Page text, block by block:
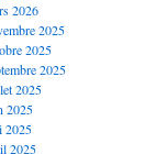
2026
2025
2025
2025
2025
2025
2025
2025